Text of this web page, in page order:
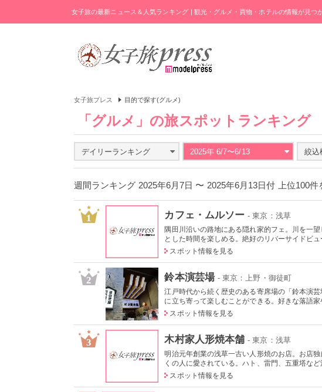
女子旅の最新ニュース＆人気ランキング | 観光・グルメ・買物・ホテルの情報が見つ
女子旅プレス 目的で探す(グルメ)
「グルメ」の旅スポットランキング
デイリーランキング 2025年 6/7〜6/13 絞込
週間ランキング 2025年6月7日 〜 2025年6月13日付 上位100件
1 カフェ・ムルソー - 東京：浅草
隅田川沿いの路地にある隠れ家的フェ。川を一
とした時間を楽しめる。絶好のリバーサイドビュ
スポット情報を見る
2 鈴本演芸場 - 東京：上野・御徒町
江戸時代から続く歴史のある寄席場の「鈴本演
に立ち寄って楽しむことができる。好きな落語家
スポット情報を見る
3 木村家人形焼本舗 - 東京：浅草
明治元年創業の浅草一古い人形焼のお店。お店
くの人に愛されている。ハト、雷門、五重塔など
スポット情報を見る